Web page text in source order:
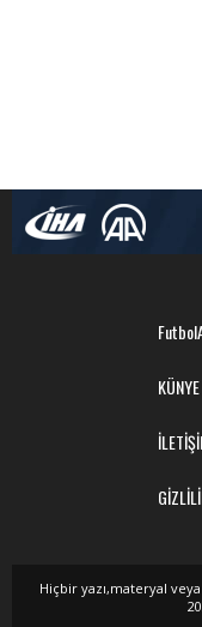
KÜNYE
Hiçbir yazı,materyal